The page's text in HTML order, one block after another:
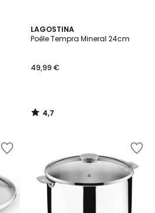
LAGOSTINA
Poêle Tempra Mineral 24cm
49,99 €
4,7
/ 5
4,7
/